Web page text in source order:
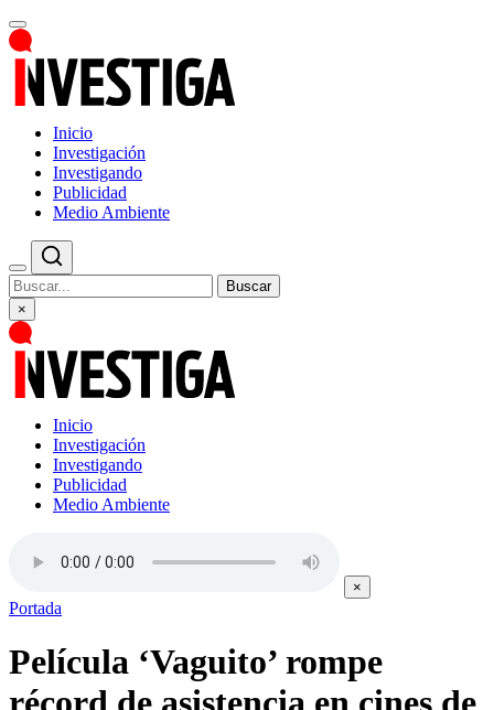
Inicio
Investigación
Investigando
Publicidad
Medio Ambiente
Buscar
×
Inicio
Investigación
Investigando
Publicidad
Medio Ambiente
×
Portada
Película ‘Vaguito’ rompe